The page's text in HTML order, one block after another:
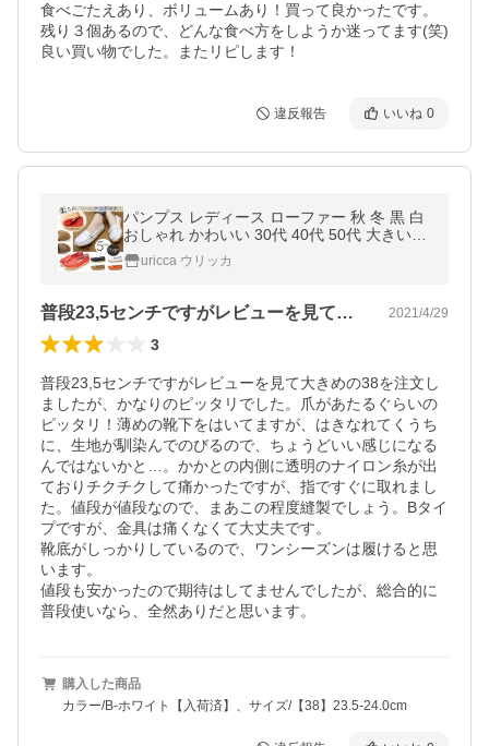
食べごたえあり、ボリュームあり！買って良かったです。
残り３個あるので、どんな食べ方をしようか迷ってます(笑)
違反報告 いいね 0
パンプス レディース ローファー 秋 冬 黒 白
おしゃれ かわいい 30代 40代 50代 大きいサ
イズ ローヒール ぺたんこ ^bo-423^
uricca ウリッカ
普段23,5センチですがレビューを見て… 2021/4/29
3
普段23,5センチですがレビューを見て大きめの38を注文し
ましたが、かなりのピッタリでした。爪があたるぐらいの
ピッタリ！薄めの靴下をはいてますが、はきなれてくうち
に、生地が馴染んでのびるので、ちょうどいい感じになる
んではないかと…。かかとの内側に透明のナイロン糸が出
ておりチクチクして痛かったですが、指ですぐに取れまし
た。値段が値段なので、まあこの程度縫製でしょう。Bタイ
プですが、金具は痛くなくて大丈夫です。
靴底がしっかりしているので、ワンシーズンは履けると思
います。
値段も安かったので期待はしてませんでしたが、総合的に
普段使いなら、全然ありだと思います。
購入した商品
カラー/B-ホワイト【入荷済】、サイズ/【38】23.5-24.0cm